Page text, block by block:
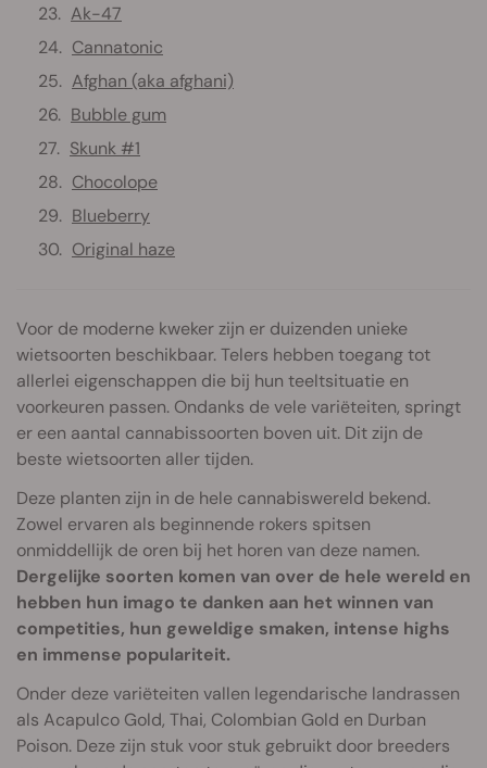
Ak-47
Cannatonic
Afghan (aka afghani)
Bubble gum
Skunk #1
Chocolope
Blueberry
Original haze
Voor de moderne kweker zijn er duizenden unieke
wietsoorten beschikbaar. Telers hebben toegang tot
allerlei eigenschappen die bij hun teeltsituatie en
voorkeuren passen. Ondanks de vele variëteiten, springt
er een aantal cannabissoorten boven uit. Dit zijn de
beste wietsoorten aller tijden.
Deze planten zijn in de hele cannabiswereld bekend.
Zowel ervaren als beginnende rokers spitsen
onmiddellijk de oren bij het horen van deze namen.
Dergelijke soorten komen van over de hele wereld en
hebben hun imago te danken aan het winnen van
competities, hun geweldige smaken, intense highs
en immense populariteit.
Onder deze variëteiten vallen legendarische landrassen
als Acapulco Gold, Thai, Colombian Gold en Durban
Poison. Deze zijn stuk voor stuk gebruikt door breeders